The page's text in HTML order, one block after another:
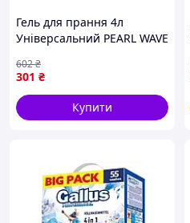
Гель для прання 4л
Універсальний PEARL WAVE
301 ₴
602₴
Купити